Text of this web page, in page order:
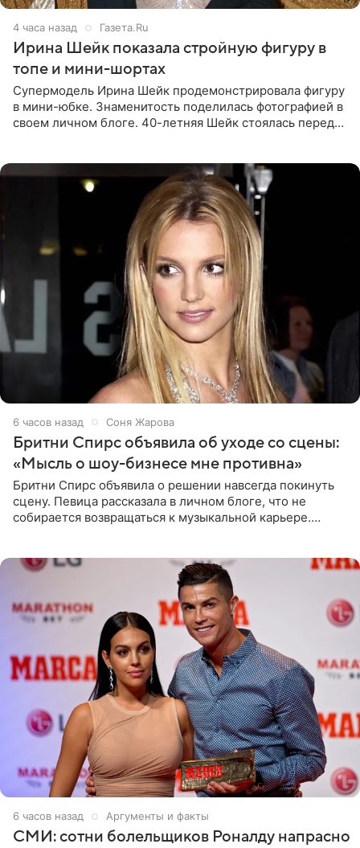
4 часа назад Газета.Ru
Ирина Шейк показала стройную фигуру в
топе и мини-шортах
Супермодель Ирина Шейк продемонстрировала фигуру
в мини-юбке. Знаменитость поделилась фотографией в
своем личном блоге. 40-летняя Шейк стоялась перед
6 часов назад Соня Жарова
Бритни Спирс объявила об уходе со сцены:
«Мысль о шоу-бизнесе мне противна»
Бритни Спирс объявила о решении навсегда покинуть
сцену. Певица рассказала в личном блоге, что не
собирается возвращаться к музыкальной карьере.
6 часов назад Аргументы и факты
СМИ: сотни болельщиков Роналду напрасно